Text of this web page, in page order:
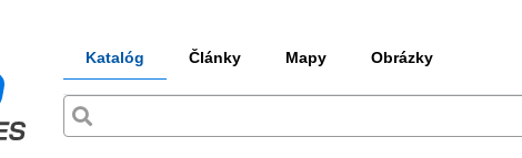
Katalóg Články Mapy Obrázky